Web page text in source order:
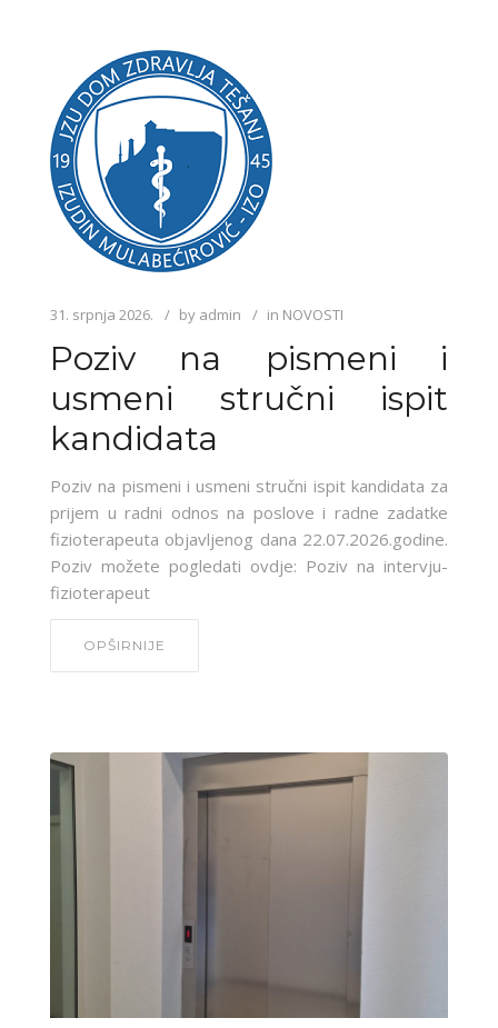
31. srpnja 2026. by admin in NOVOSTI
Poziv na pismeni i
usmeni stručni ispit
kandidata
Poziv na pismeni i usmeni stručni ispit kandidata za
prijem u radni odnos na poslove i radne zadatke
fizioterapeuta objavljenog dana 22.07.2026.godine.
Poziv možete pogledati ovdje: Poziv na intervju-
fizioterapeut
OPŠIRNIJE